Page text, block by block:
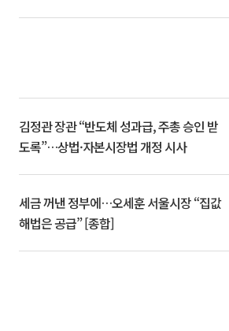
김정관 장관 “반도체 성과급, 주총 승인 받
도록”…상법·자본시장법 개정 시사
세금 꺼낸 정부에…오세훈 서울시장 “집값
해법은 공급” [종합]